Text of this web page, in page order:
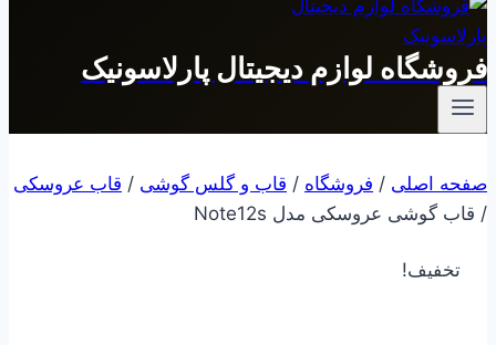
فروشگاه لوازم دیجیتال پارلاسونیک
صفحه اصلی / فروشگاه / قاب و گلس گوشی / قاب عروسکی
/ قاب گوشی عروسکی مدل Note12s
تخفیف!